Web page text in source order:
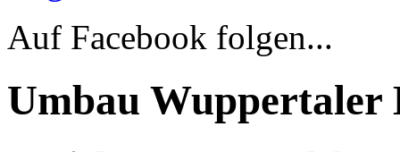
Auf Facebook folgen...
Umbau Wuppertaler